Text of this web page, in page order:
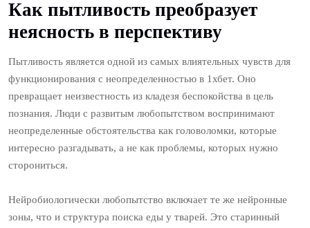
Как пытливость преобразует
неясность в перспективу
Пытливость является одной из самых влиятельных чувств для
функционирования с неопределенностью в 1хбет. Оно
превращает неизвестность из кладезя беспокойства в цель
познания. Люди с развитым любопытством воспринимают
неопределенные обстоятельства как головоломки, которые
интересно разгадывать, а не как проблемы, которых нужно
сторониться.
Нейробиологически любопытство включает те же нейронные
зоны, что и структура поиска еды у тварей. Это старинный